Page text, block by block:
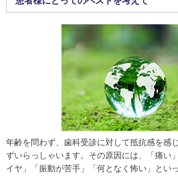
年齢を問わず、歯科受診に対して抵抗感を感
ずいらっしゃいます。その原因には、「痛い
イヤ」「振動が苦手」「何となく怖い」とい